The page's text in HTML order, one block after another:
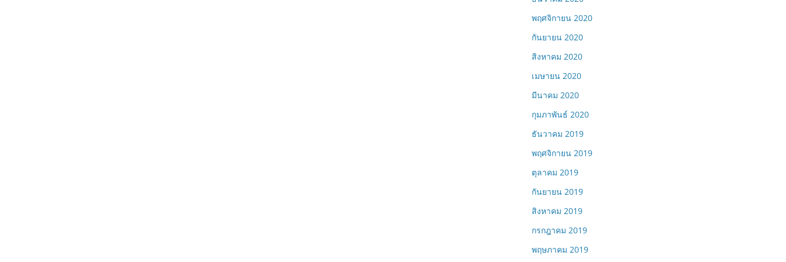
พฤศจิกายน 2020
กันยายน 2020
สิงหาคม 2020
เมษายน 2020
มีนาคม 2020
กุมภาพันธ์ 2020
ธันวาคม 2019
พฤศจิกายน 2019
ตุลาคม 2019
กันยายน 2019
สิงหาคม 2019
กรกฎาคม 2019
พฤษภาคม 2019